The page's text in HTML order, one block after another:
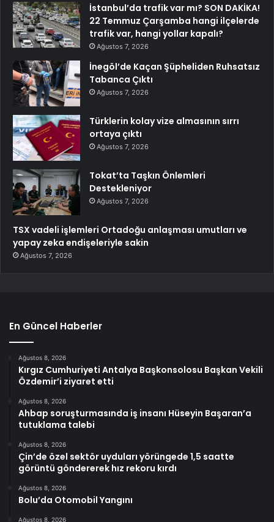
İstanbul’da trafik var mı? SON DAKİKA!
22 Temmuz Çarşamba hangi ilçelerde
trafik var, hangi yollar kapalı?
Ağustos 7, 2026
İnegöl’de Kaçan Şüpheliden Ruhsatsız
Tabanca Çıktı
Ağustos 7, 2026
Türklerin kolay vize almasının sırrı
ortaya çıktı
Ağustos 7, 2026
Tokat’ta Taşkın Önlemleri
Destekleniyor
Ağustos 7, 2026
TSX vadeli işlemleri Ortadoğu anlaşması umutları ve
yapay zeka endişeleriyle sakin
Ağustos 7, 2026
En Güncel Haberler
Ağustos 8, 2026
Kırgız Cumhuriyeti Antalya Başkonsolosu Başkan Vekili
Özdemir’i ziyaret etti
Ağustos 8, 2026
Ahbap soruşturmasında iş insanı Hüseyin Başaran’a
tutuklama talebi
Ağustos 8, 2026
Çin’de özel sektör uyduları yörüngede 1,5 saatte
görüntü göndererek hız rekoru kırdı
Ağustos 8, 2026
Bolu’da Otomobil Yangını
Ağustos 8, 2026